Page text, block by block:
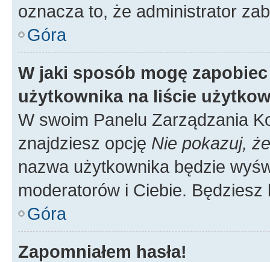
oznacza to, że administrator
Góra
W jaki sposób mogę
użytkownika na liście
W swoim Panelu Zarządzania
znajdziesz opcję Nie pokazuj,
nazwa użytkownika będzie
moderatorów i Ciebie.
Góra
Zapomniałem hasła!